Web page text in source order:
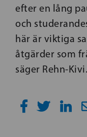
efter en lång
och
här är viktiga
åtgärder som
säger Rehn-Kivi.